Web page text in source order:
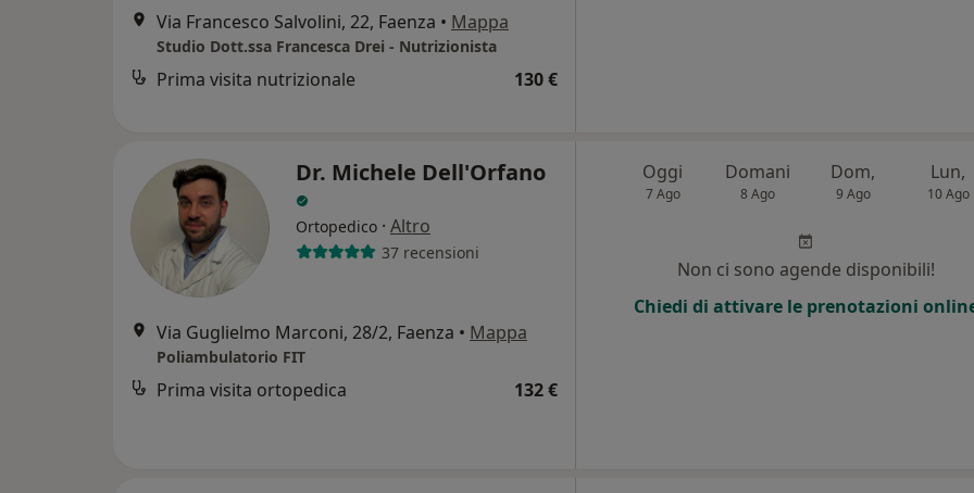
Via Francesco Salvolini, 22, Faenza • Mappa
Studio Dott.ssa Francesca Drei - Nutrizionista
Prima visita nutrizionale 130 €
Dr. Michele Dell'Orfano
Ortopedico · Altro
37 recensioni
Via Guglielmo Marconi, 28/2, Faenza • Mappa
Poliambulatorio FIT
Prima visita ortopedica 132 €
Oggi
7 Ago
Domani
8 Ago
Dom,
9 Ago
Lun,
10 Ago
Non ci sono agende disponibili!
Chiedi di attivare le prenotazioni